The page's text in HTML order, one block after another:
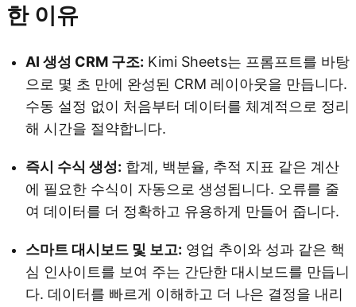
한 이유
AI 생성 CRM 구조: Kimi Sheets는 프롬프트를 바탕
으로 몇 초 만에 완성된 CRM 레이아웃을 만듭니다.
수동 설정 없이 처음부터 데이터를 체계적으로 정리
해 시간을 절약합니다.
즉시 수식 생성: 합계, 백분율, 추적 지표 같은 계산
에 필요한 수식이 자동으로 생성됩니다. 오류를 줄
여 데이터를 더 정확하고 유용하게 만들어 줍니다.
스마트 대시보드 및 보고: 영업 추이와 성과 같은 핵
심 인사이트를 보여 주는 간단한 대시보드를 만듭니
다. 데이터를 빠르게 이해하고 더 나은 결정을 내리